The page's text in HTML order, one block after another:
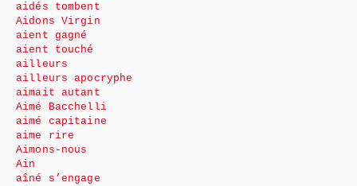
aidés tombent
Aidons Virgin
aient gagné
aient touché
ailleurs
ailleurs apocryphe
aimait autant
Aimé Bacchelli
aimé capitaine
aime rire
Aimons-nous
Ain
aîné s’engage